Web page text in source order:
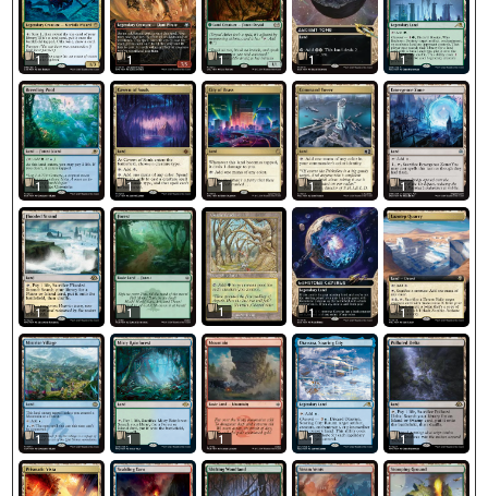
1 1 1 1 1
1 1 1 1 1
1 1 1 1 1
1 1 1 1 1